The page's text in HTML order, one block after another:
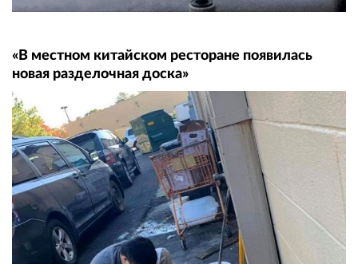
«В местном китайском ресторане появилась
новая разделочная доска»